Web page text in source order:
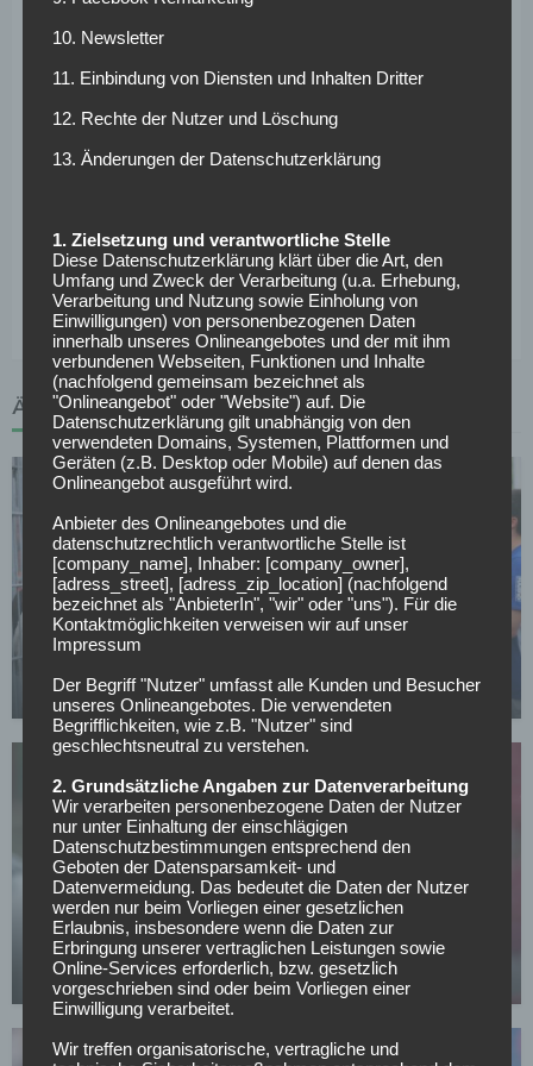
fasst Heidel die neue Spielweise zusammen. Es gehe nicht
so sehr darum, spektakulär zu spielen, sondern stabil zu
stehen. Das funktioniert zurzeit sehr gut. So stellen die
zweitbesten Defensive. „Wir haben eine klare Spielidee.
Das hat das Spiel in Freiburg gezeigt. Domenico hat in der
Sportvorstand. Das gebe ihm das Gefühl, auf dem richtigen
Weg zu sein. Der nächste Schritt müsse sein, auch offensiv
mehr zu erreichen.
ÄHNLICHE ARTIKEL
FC SCHALKE 04
Schalke verleiht Torwart nach Norwegen
14.07.2026
SONSTIGES
All or Nothing: Hearts & Schwolow greifen nach
der Krone
15.05.2026
10. Newsletter
11. Einbindung von Diensten und Inhalten Dritter
12. Rechte der Nutzer und Löschung
13. Änderungen der Datenschutzerklärung
1. Zielsetzung und verantwortliche Stelle
Diese Datenschutzerklärung klärt über die Art, den
Umfang und Zweck der Verarbeitung (u.a. Erhebung,
Verarbeitung und Nutzung sowie Einholung von
Einwilligungen) von personenbezogenen Daten
innerhalb unseres Onlineangebotes und der mit ihm
verbundenen Webseiten, Funktionen und Inhalte
(nachfolgend gemeinsam bezeichnet als
"Onlineangebot" oder "Website") auf. Die
Datenschutzerklärung gilt unabhängig von den
verwendeten Domains, Systemen, Plattformen und
Geräten (z.B. Desktop oder Mobile) auf denen das
Onlineangebot ausgeführt wird.
Anbieter des Onlineangebotes und die
datenschutzrechtlich verantwortliche Stelle ist
[company_name], Inhaber: [company_owner],
[adress_street], [adress_zip_location] (nachfolgend
bezeichnet als "AnbieterIn", "wir" oder "uns"). Für die
Kontaktmöglichkeiten verweisen wir auf unser
Impressum
Der Begriff "Nutzer" umfasst alle Kunden und Besucher
unseres Onlineangebotes. Die verwendeten
Begrifflichkeiten, wie z.B. "Nutzer" sind
geschlechtsneutral zu verstehen.
2. Grundsätzliche Angaben zur Datenverarbeitung
Wir verarbeiten personenbezogene Daten der Nutzer
nur unter Einhaltung der einschlägigen
Datenschutzbestimmungen entsprechend den
Geboten der Datensparsamkeit- und
Datenvermeidung. Das bedeutet die Daten der Nutzer
werden nur beim Vorliegen einer gesetzlichen
Erlaubnis, insbesondere wenn die Daten zur
Erbringung unserer vertraglichen Leistungen sowie
Online-Services erforderlich, bzw. gesetzlich
vorgeschrieben sind oder beim Vorliegen einer
Einwilligung verarbeitet.
Wir treffen organisatorische, vertragliche und